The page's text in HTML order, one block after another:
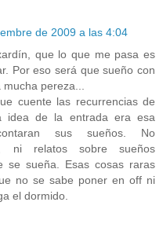
de 2009 a las 4:04
que lo que me pasa es
Por eso será que sueño con
pereza...
cuente las recurrencias de
idea de la entrada era esa
sus sueños. No
ni relatos sobre sueños
se sueña. Esas cosas raras
no se sabe poner en off ni
el dormido.